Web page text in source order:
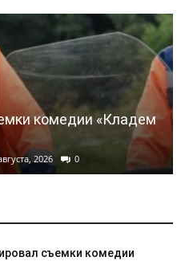
комедии «Кладем
2026 0
съемки комедии